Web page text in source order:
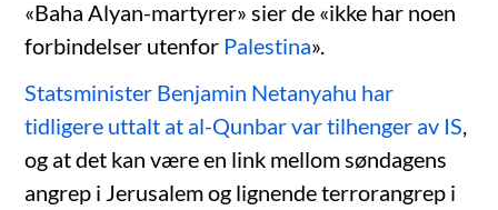
«Baha Alyan-martyrer» sier de «ikke har noen
forbindelser utenfor Palestina».
Statsminister Benjamin Netanyahu har
tidligere uttalt at al-Qunbar var tilhenger av IS
og at det kan være en link mellom søndagens
angrep i Jerusalem og lignende terrorangrep i